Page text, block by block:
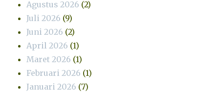
Agustus 2026 (2)
Juli 2026 (9)
Juni 2026 (2)
April 2026 (1)
Maret 2026 (1)
Februari 2026 (1)
Januari 2026 (7)